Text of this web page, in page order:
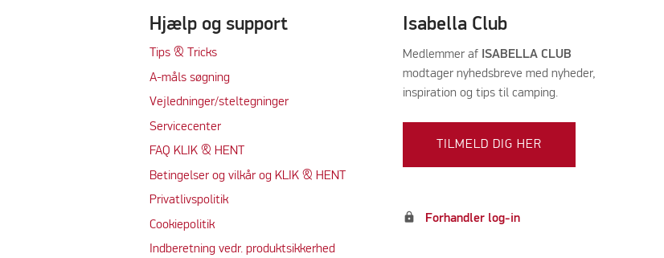
Hjælp og support
Tips & Tricks
A-måls søgning
Vejledninger/steltegninger
Servicecenter
FAQ KLIK & HENT
Betingelser og vilkår og KLIK & HENT
Privatlivspolitik
Cookiepolitik
Indberetning vedr. produktsikkerhed
Isabella Club
Medlemmer afISABELLA CLUB
modtager nyhedsbreve med nyheder,
inspiration og tips til camping.
TILMELD DIG HER
lock Forhandler log-in